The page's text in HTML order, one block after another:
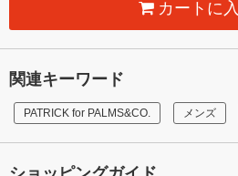
カートに
関連キーワード
PATRICK for PALMS&CO. メンズ